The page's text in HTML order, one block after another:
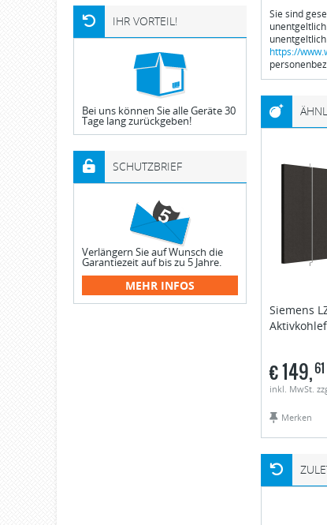
Sie sind
https://
Siemens
€149,61
inkl. MwSt.
Merken
IHR VORTEIL!
Bei uns können Sie alle Geräte 30
Tage lang zurückgeben!
SCHUTZBRIEF
Verlängern Sie auf Wunsch die
Garantiezeit auf bis zu 5 Jahre.
MEHR INFOS